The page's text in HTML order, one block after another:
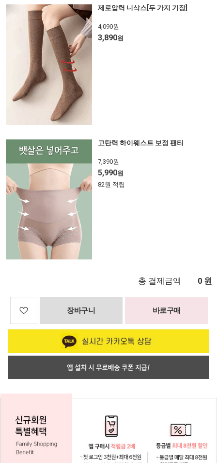
제로압력 니삭스[두 가지 기장]
4,090원
3,890원
고탄력 하이웨스트 보정 팬티
7,390원
5,990원
82원 적립
총 결제금액 0 원
장바구니 바로구매